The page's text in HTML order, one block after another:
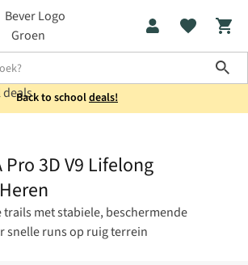
Back to schooldeals!
Pro 3D V9 Lifelong
trails met stabiele, beschermende
snelle runs op ruig terrein